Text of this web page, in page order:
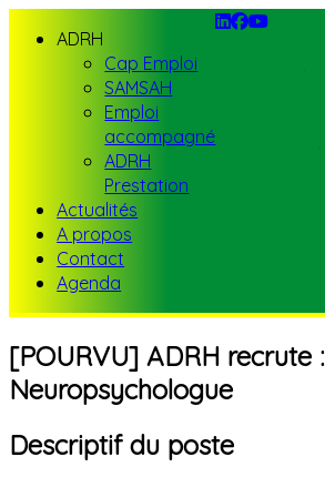
ADRH
Cap Emploi
SAMSAH
Emploi
accompagné
ADRH
Prestation
Actualités
A propos
Contact
Agenda
[POURVU] ADRH recrute :
Neuropsychologue
Descriptif du poste